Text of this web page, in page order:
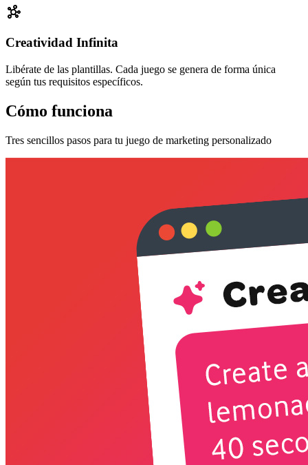
Creatividad Infinita
Libérate de las plantillas. Cada juego se genera de forma única
según tus requisitos específicos.
Cómo funciona
Tres sencillos pasos para tu juego de marketing personalizado